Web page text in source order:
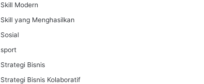
Skill Modern
Skill yang Menghasilkan
Sosial
sport
Strategi Bisnis
Strategi Bisnis Kolaboratif